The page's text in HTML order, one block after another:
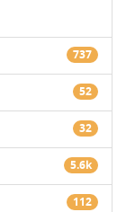
737
52
32
5.6k
112